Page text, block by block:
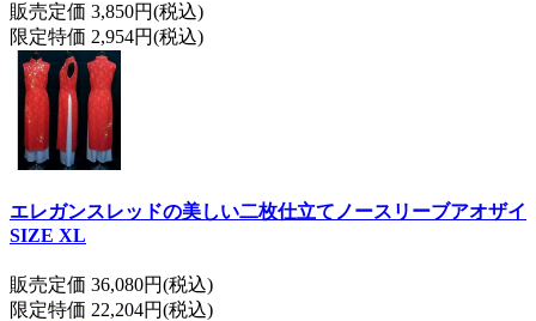
販売定価 3,850円(税込)
限定特価 2,954円(税込)
エレガンスレッドの美しい二枚仕立てノースリーブアオザイ
SIZE XL
販売定価 36,080円(税込)
限定特価 22,204円(税込)